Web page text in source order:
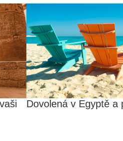
Dovolená v Egyptě a